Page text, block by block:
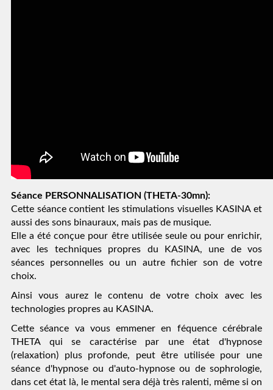
Séance PERSONNALISATION (THETA-30mn):
Cette séance contient les stimulations visuelles KASINA et
aussi des sons binauraux, mais pas de musique.
Elle a été conçue pour être utilisée seule ou pour enrichir,
avec les techniques propres du KASINA, une de vos
séances personnelles ou un autre fichier son de votre
choix.
Ainsi vous aurez le contenu de votre choix avec les
technologies propres au KASINA.
Cette séance va vous emmener en féquence cérébrale
THETA qui se caractérise par une état d'hypnose
(relaxation) plus profonde, peut être utilisée pour une
séance d'hypnose ou d'auto-hypnose ou de sophrologie,
dans cet état là, le mental sera déjà très ralenti, même si on